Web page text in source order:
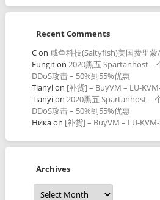
Recent Comments
Con 咸鱼科技(Saltyfish)美国费里蒙
Fungiton 2020黑五 Spartanhost –
DDoS攻击 – 50%到55%优惠
Tianyion [补货] – BuyVM – LU-
Tianyion 2020黑五 Spartanhost –
DDoS攻击 – 50%到55%优惠
Никаon [补货] – BuyVM – LU-
Archives
Archives